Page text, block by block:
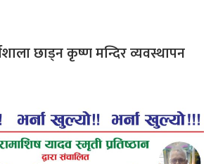
छाड्न कृष्ण मन्दिर व्यवस्थापन